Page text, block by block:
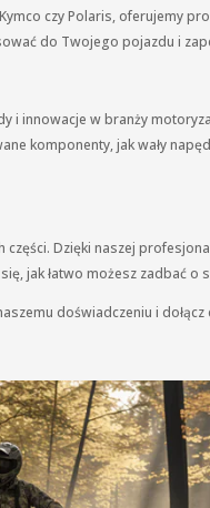
czy Polaris, oferujemy
do Twojego pojazdu i
i innowacje w branży
komponenty, jak wały
Dzięki naszej
jak łatwo możesz zadbać o
doświadczeniu i